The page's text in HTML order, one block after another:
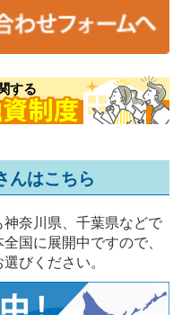
する
んはこちら
奈川県、千葉県などで
国に展開中ですので、
びください。